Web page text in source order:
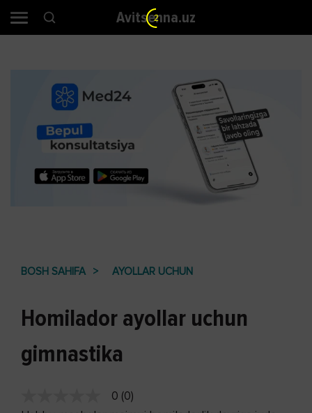
Avitsenna.uz
BOSH SAHIFA AYOLLAR UCHUN
Homilador ayollar uchun
gimnastika
0 (0)
1